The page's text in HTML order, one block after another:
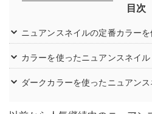
目次
ニュアンスネイルの定番カラー
カラーを使ったニュアンスネイル
ダークカラーを使ったニュアン